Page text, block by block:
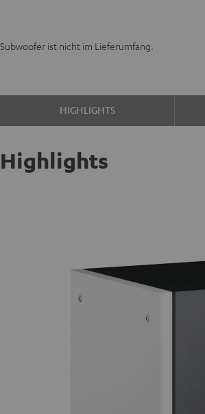
Subwoofer ist nicht im Lieferumfang.
HIGHLIGHTS
Highlights